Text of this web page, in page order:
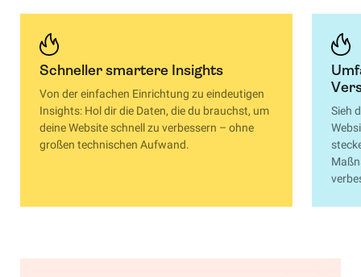
Schneller smartere Insights
Von der einfachen Einrichtung zu eindeutigen
Insights: Hol dir die Daten, die du brauchst, um
deine Website schnell zu verbessern – ohne
großen technischen Aufwand.
Sieh